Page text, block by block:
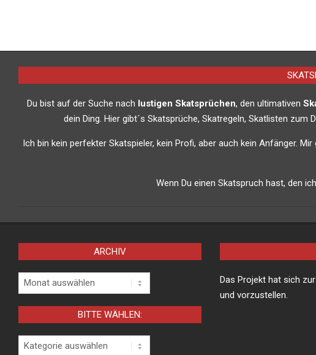
01-
Du bist auf der Suche nach lustigen Skatsprüchen, den ultimativen
dein Ding. Hier gibt´s Skatsprüche, Skatregeln, Skatlisten
Ich bin kein perfekter Skatspieler, kein Profi, aber auch kein Anfänger.
Wenn Du einen Skatspruch hast, den
ARCHIV
Archiv
BITTE WÄHLEN:
Bitte
Das Projekt hat sich
und vorzustellen.